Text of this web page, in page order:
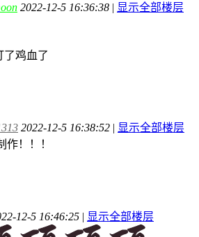
2022-12-5 16:36:38 | 显示全部楼层
了鸡血了
2022-12-5 16:38:52 | 显示全部楼层
作！！！
12-5 16:46:25 | 显示全部楼层